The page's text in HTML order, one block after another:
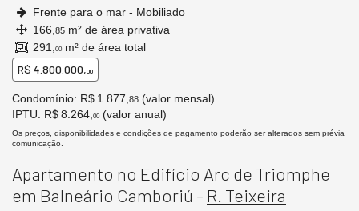
Frente para o mar - Mobiliado
166, 85 m² de área privativa
291,
00 m² de área total
R$ 4.800.000,00
Condomínio: R$ 1.877, 88 (valor mensal)
IPTU: R$ 8.264, 00 (valor anual)
Os preços, disponibilidades e condições de pagamento poderão ser alterados sem prévia
comunicação.
Apartamento no Edifício Arc de Triomphe
em Balneário Camboriú - R. Teixeira